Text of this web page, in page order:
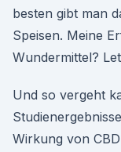
besten gibt man
Speisen. Meine
Wundermittel?
Und so vergeht
Wirkung von